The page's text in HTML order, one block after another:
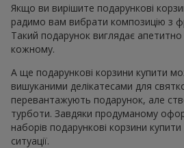
Якщо ви вирішите подарункові
радимо вам вибрати композицію з
Такий подарунок виглядає
кожному.
А ще подарункові корзини купити
вишуканими делікатесами для
перевантажують подарунок, але
турботи. Завдяки продуманому
наборів подарункові корзини
ситуації.